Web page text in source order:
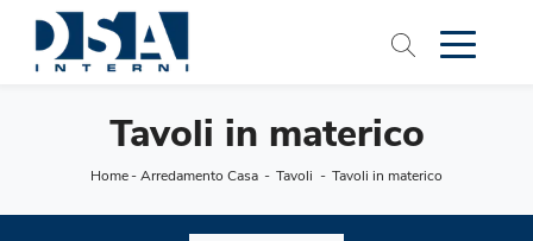
Tavoli in materico
Home-Arredamento Casa - Tavoli - Tavoli in materico